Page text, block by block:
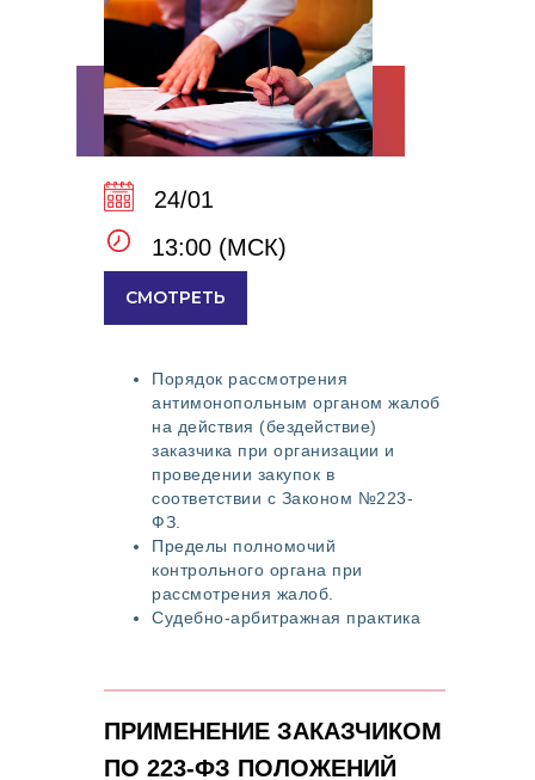
СМОТРЕТЬ
13:00 (МСК)
24/01
Порядок рассмотрения
антимонопольным органом жалоб
на действия (бездействие)
заказчика при организации и
проведении закупок в
соответствии с Законом №223-
ФЗ.
Пределы полномочий
контрольного органа при
рассмотрения жалоб.
Судебно-арбитражная практика
ПРИМЕНЕНИЕ ЗАКАЗЧИКОМ
ПО 223-ФЗ ПОЛОЖЕНИЙ